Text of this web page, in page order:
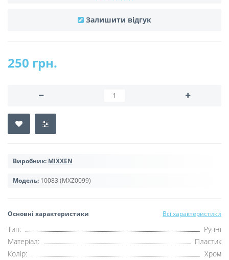
Залишити відгук
250 грн.
Виробник: MIXXEN
Модель: 10083 (MXZ0099)
Основні характеристики Всі характеристики
Тип:
Ручні
Матеріал:
Пластик
Колір:
Хром